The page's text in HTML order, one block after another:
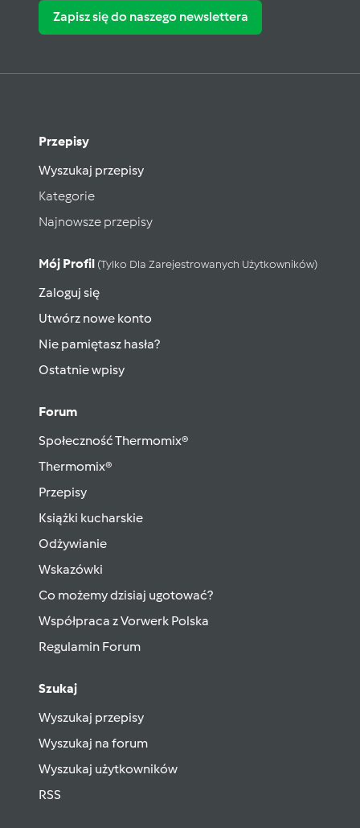
Zapisz się do naszego newslettera
Przepisy
Wyszukaj przepisy
Kategorie
Najnowsze przepisy
Mój Profil (tylko Dla Zarejestrowanych Użytkowników)
Zaloguj się
Utwórz nowe konto
Nie pamiętasz hasła?
Ostatnie wpisy
Forum
Społeczność Thermomix®
Thermomix®
Przepisy
Książki kucharskie
Odżywianie
Wskazówki
Co możemy dzisiaj ugotować?
Współpraca z Vorwerk Polska
Regulamin Forum
Szukaj
Wyszukaj przepisy
Wyszukaj na forum
Wyszukaj użytkowników
RSS